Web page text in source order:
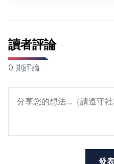
讀者評論
0 則評論
發